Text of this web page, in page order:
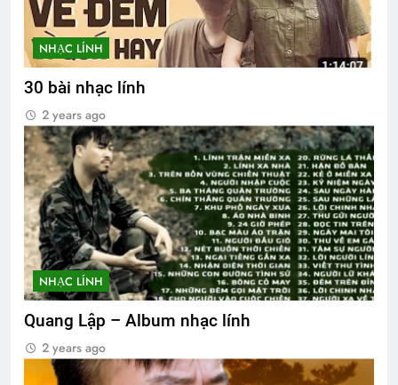
NHẠC LÍNH
30 bài nhạc lính
2 years ago
NHẠC LÍNH
Quang Lập – Album nhạc lính
2 years ago